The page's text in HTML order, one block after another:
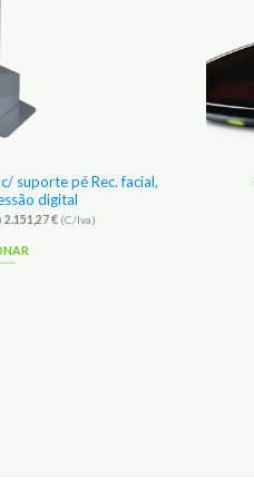
suporte pé Rec. facial,
digital
2.151,27€ (C/Iva)